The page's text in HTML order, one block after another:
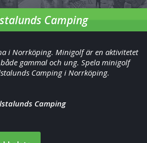
Camping
i Norrköping. Minigolf är en aktivitetet
både gammal och ung. Spela minigolf
Camping i Norrköping.
Camping